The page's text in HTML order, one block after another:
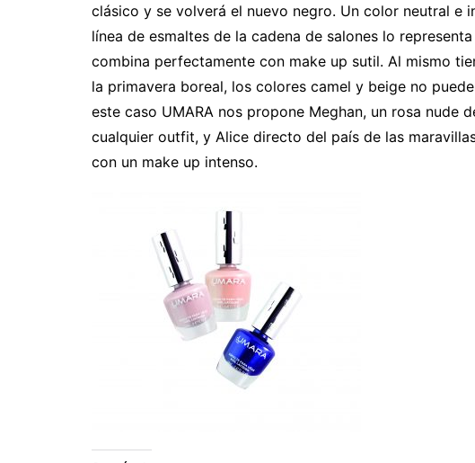
clásico y se volverá el nuevo negro. Un color neutral e
línea de esmaltes de la cadena de salones lo
combina perfectamente con make up sutil. Al mismo
la primavera boreal, los colores camel y beige no
este caso UMARA nos propone Meghan, un rosa nude
cualquier outfit, y Alice directo del país de las
con un make up intenso.